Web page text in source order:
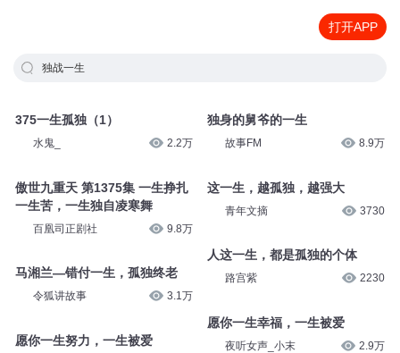
打开APP
独战一生
375一生孤独（1）
水鬼_ 2.2万
傲世九重天 第1375集 一生挣扎
一生苦，一生独自凌寒舞
百凰司正剧社 9.8万
马湘兰—错付一生，孤独终老
令狐讲故事 3.1万
愿你一生努力，一生被爱
独身的舅爷的一生
故事FM 8.9万
这一生，越孤独，越强大
青年文摘 3730
人这一生，都是孤独的个体
路宫紫 2230
愿你一生幸福，一生被爱
夜听女声_小末 2.9万